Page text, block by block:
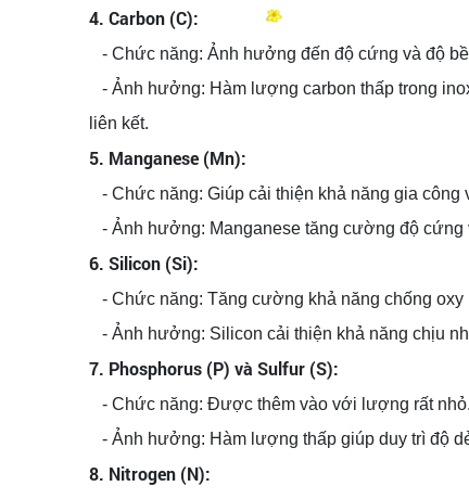
4. Carbon (C):
- Chức năng: Ảnh hưởng đến độ cứng và độ
- Ảnh hưởng: Hàm lượng carbon thấp trong
liên kết.
5. Manganese (Mn):
- Chức năng: Giúp cải thiện khả năng gia công
- Ảnh hưởng: Manganese tăng cường độ cứng
6. Silicon (Si):
- Chức năng: Tăng cường khả năng chống oxy
- Ảnh hưởng: Silicon cải thiện khả năng chịu
7. Phosphorus (P) và Sulfur (S):
- Chức năng: Được thêm vào với lượng rất nhỏ.
- Ảnh hưởng: Hàm lượng thấp giúp duy trì độ
8. Nitrogen (N):